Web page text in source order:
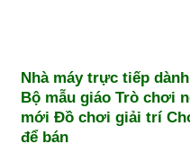
Sân chơi ngoài trời
Nhà máy trực tiếp
Bộ mẫu giáo Trò chơi
mới Đồ chơi giải trí
để bán